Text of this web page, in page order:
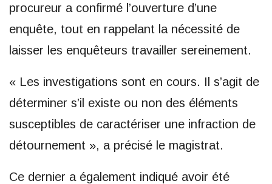
procureur a confirmé l’ouverture d’une
enquête, tout en rappelant la nécessité de
laisser les enquêteurs travailler sereinement.
« Les investigations sont en cours. Il s’agit de
déterminer s’il existe ou non des éléments
susceptibles de caractériser une infraction de
détournement », a précisé le magistrat.
Ce dernier a également indiqué avoir été